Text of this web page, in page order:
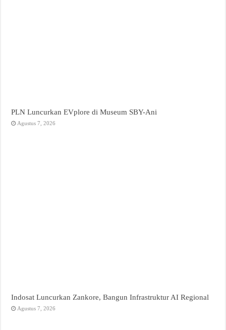
PLN Luncurkan EVplore di Museum SBY-Ani
Agustus 7, 2026
Indosat Luncurkan Zankore, Bangun Infrastruktur AI Regional
Agustus 7, 2026